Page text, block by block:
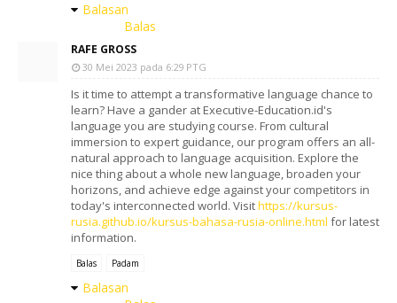
Balasan
Balas
RAFE GROSS
30 Mei 2023 pada 6:29 PTG
Is it time to attempt a transformative language chance to
learn? Have a gander at Executive-Education.id's
language you are studying course. From cultural
immersion to expert guidance, our program offers an all-
natural approach to language acquisition. Explore the
nice thing about a whole new language, broaden your
horizons, and achieve edge against your competitors in
today's interconnected world. Visithttps://kursus-
rusia.github.io/kursus-bahasa-rusia-online.html for latest
information.
Balas Padam
Balasan